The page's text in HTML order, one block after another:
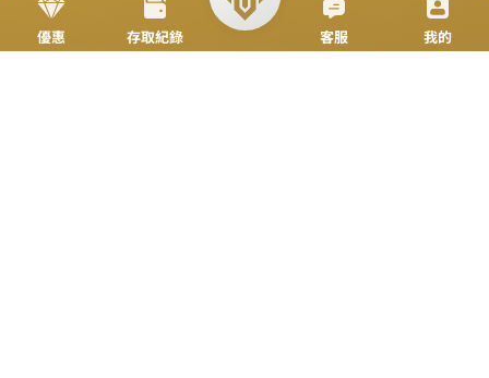
加入好友 立即來電